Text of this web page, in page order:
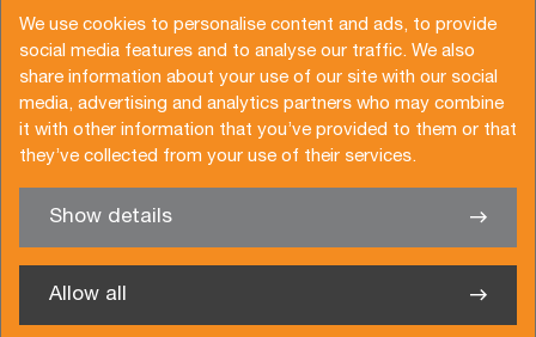
We use cookies to personalise content and ads, to provide
social media features and to analyse our traffic. We also
share information about your use of our site with our social
media, advertising and analytics partners who may combine
it with other information that you’ve provided to them or that
they’ve collected from your use of their services.
Show details
Allow all
We helpen je graag
Offerte aanvragen
Inschrijven nieuwsbrief
Algemene voorwaarden
Privacy beleid
Certificeringen
Brochure